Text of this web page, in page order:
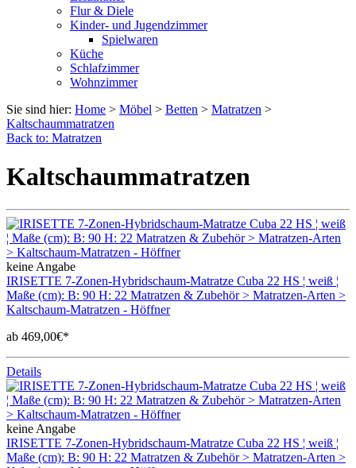
Flur & Diele
Kinder- und Jugendzimmer
Spielwaren
Küche
Schlafzimmer
Wohnzimmer
Sie sind hier: Home > Möbel > Betten > Matratzen >
Kaltschaummatratzen
Back to: Matratzen
Kaltschaummatratzen
keine Angabe
IRISETTE 7-Zonen-Hybridschaum-Matratze Cuba 22 HS ¦ weiß ¦
Maße (cm): B: 90 H: 22 Matratzen & Zubehör > Matratzen-Arten >
Kaltschaum-Matratzen - Höffner
ab 469,00€*
Details
keine Angabe
IRISETTE 7-Zonen-Hybridschaum-Matratze Cuba 22 HS ¦ weiß ¦
Maße (cm): B: 90 H: 22 Matratzen & Zubehör > Matratzen-Arten >